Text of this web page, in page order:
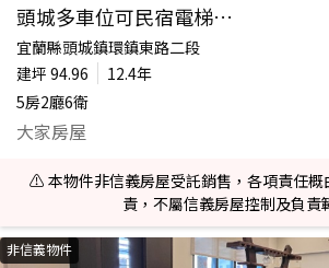
頭城多車位可民宿電梯別墅
宜蘭縣頭城鎮環鎮東路二段
建坪 94.96
12.4年
5房2廳6衛
大家房屋
⚠️ 本物件非信義房屋受託銷售，各項責任概
責，不屬信義房屋控制及負責
非信義物件